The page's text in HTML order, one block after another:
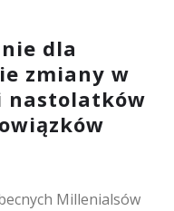
dla
zmiany w
nastolatków
Millenialsów